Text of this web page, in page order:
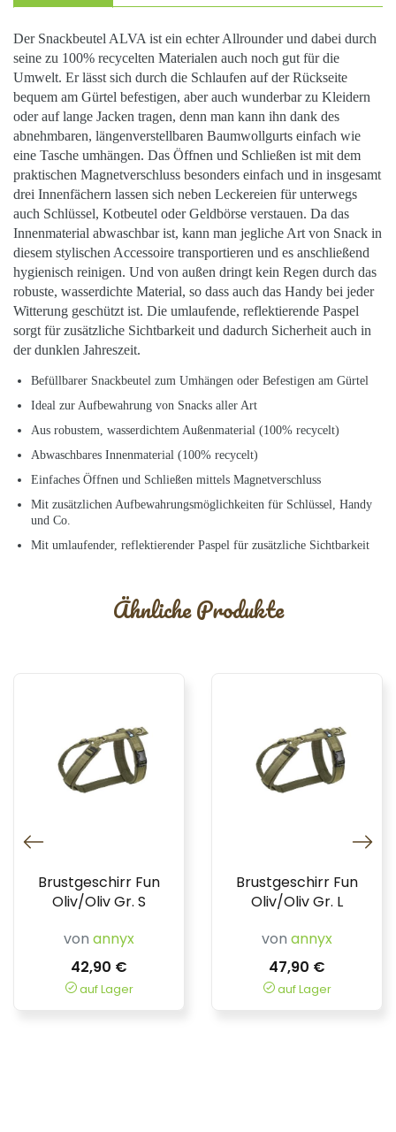
Der Snackbeutel ALVA ist ein echter Allrounder und dabei durch
seine zu 100% recycelten Materialen auch noch gut für die
Umwelt. Er lässt sich durch die Schlaufen auf der Rückseite
bequem am Gürtel befestigen, aber auch wunderbar zu Kleidern
oder auf lange Jacken tragen, denn man kann ihn dank des
abnehmbaren, längenverstellbaren Baumwollgurts einfach wie
eine Tasche umhängen. Das Öffnen und Schließen ist mit dem
praktischen Magnetverschluss besonders einfach und in insgesamt
drei Innenfächern lassen sich neben Leckereien für unterwegs
auch Schlüssel, Kotbeutel oder Geldbörse verstauen. Da das
Innenmaterial abwaschbar ist, kann man jegliche Art von Snack in
diesem stylischen Accessoire transportieren und es anschließend
hygienisch reinigen. Und von außen dringt kein Regen durch das
robuste, wasserdichte Material, so dass auch das Handy bei jeder
Witterung geschützt ist. Die umlaufende, reflektierende Paspel
sorgt für zusätzliche Sichtbarkeit und dadurch Sicherheit auch in
der dunklen Jahreszeit.
Befüllbarer Snackbeutel zum Umhängen oder Befestigen am Gürtel
Ideal zur Aufbewahrung von Snacks aller Art
Aus robustem, wasserdichtem Außenmaterial (100% recycelt)
Abwaschbares Innenmaterial (100% recycelt)
Einfaches Öffnen und Schließen mittels Magnetverschluss
Mit zusätzlichen Aufbewahrungsmöglichkeiten für Schlüssel, Handy
und Co.
Mit umlaufender, reflektierender Paspel für zusätzliche Sichtbarkeit
Ähnliche Produkte
Brustgeschirr Fun
Oliv/Oliv Gr. S
von annyx
42,90 €
auf Lager
Brustgeschirr Fun
Oliv/Oliv Gr. L
von annyx
47,90 €
auf Lager